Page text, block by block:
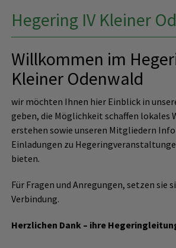
Hegering IV Kleiner
Willkommen im
Kleiner Odenwald
wir möchten Ihnen hier Einblick in
geben, die Möglichkeit schaffen lokales
erstehen sowie unseren Mitgliedern
Einladungen zu
bieten.
Für Fragen und Anregungen, setzen sie
Verbindung.
Herzlichen Dank – ihre